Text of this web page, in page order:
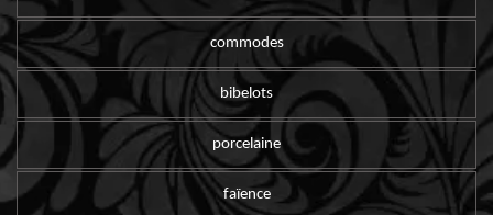
commodes
bibelots
porcelaine
faïence